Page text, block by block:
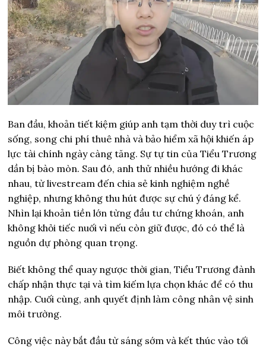
Ban đầu, khoản tiết kiệm giúp anh tạm thời duy trì cuộc
sống, song chi phí thuê nhà và bảo hiểm xã hội khiến áp
lực tài chính ngày càng tăng. Sự tự tin của Tiểu Trương
dần bị bào mòn. Sau đó, anh thử nhiều hướng đi khác
nhau, từ livestream đến chia sẻ kinh nghiệm nghề
nghiệp, nhưng không thu hút được sự chú ý đáng kể.
Nhìn lại khoản tiền lớn từng đầu tư chứng khoán, anh
không khỏi tiếc nuối vì nếu còn giữ được, đó có thể là
nguồn dự phòng quan trọng.
Biết không thể quay ngược thời gian, Tiểu Trương đành
chấp nhận thực tại và tìm kiếm lựa chọn khác để có thu
nhập. Cuối cùng, anh quyết định làm công nhân vệ sinh
môi trường.
Công việc này bắt đầu từ sáng sớm và kết thúc vào tối